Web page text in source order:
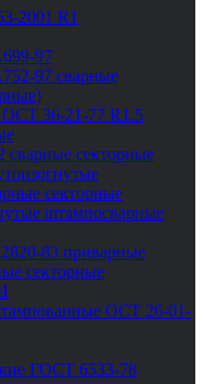
2001 R1
97
97 сварные
36-21-77 R1.5
секторные
секторные
штампосварные
83 приварные
секторные
ОСТ 26-01-
ГОСТ 6533-78